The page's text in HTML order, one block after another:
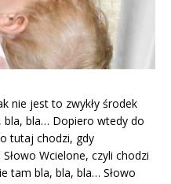
nie jest to zwykły środek
bla, bla… Dopiero wtedy do
tutaj chodzi, gdy
Wcielone, czyli chodzi
tam bla, bla, bla… Słowo